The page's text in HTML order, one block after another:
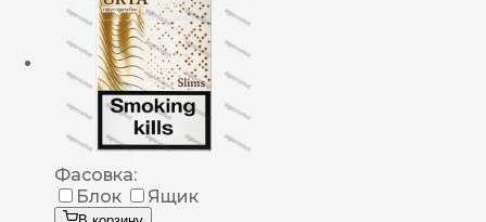
Фасовка:
Блок
Ящик